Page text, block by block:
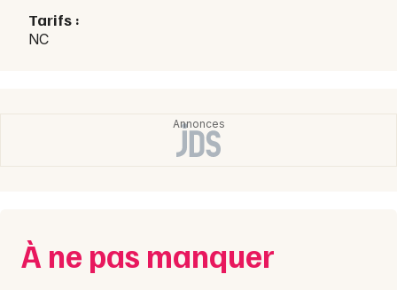
Artistes en tournée
Magazine à Bayonne
Tarifs :
NC
À ne pas manquer